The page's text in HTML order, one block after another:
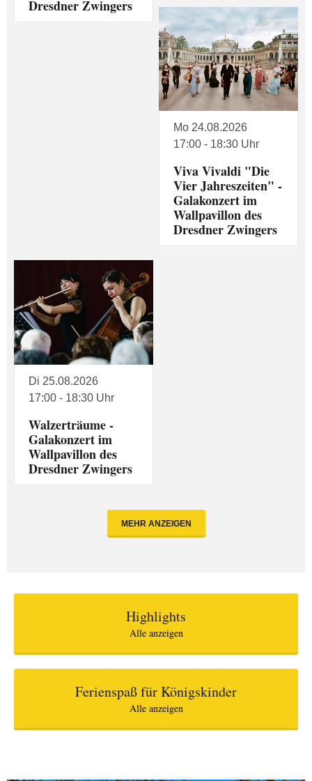
Dresdner Zwingers
Mo 24.08.2026
17:00 - 18:30 Uhr
Viva Vivaldi "Die
Vier Jahreszeiten" -
Galakonzert im
Wallpavillon des
Dresdner Zwingers
Di 25.08.2026
17:00 - 18:30 Uhr
Walzerträume -
Galakonzert im
Wallpavillon des
Dresdner Zwingers
MEHR ANZEIGEN
Highlights
Alle anzeigen
Ferienspaß für Königskinder
Alle anzeigen